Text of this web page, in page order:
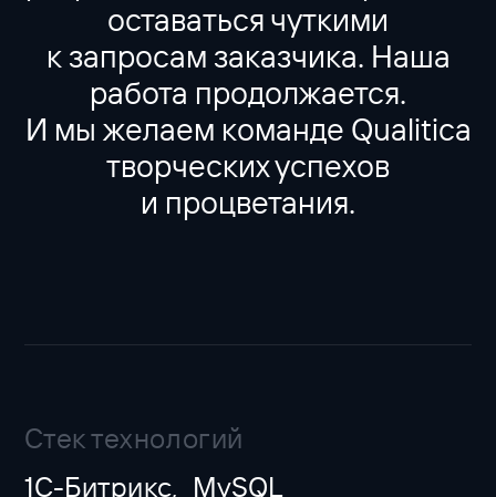
оставаться чуткими
к запросам заказчика. Наша
работа продолжается.
И мы желаем команде Qualitica
творческих успехов
и процветания.
Стек технологий
1С-Битрикс
MySQL